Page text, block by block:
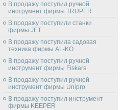
В продажу поступил ручной
инструмент фирмы TRUPER
В продажу поступили станки
фирмы JET
В продажу поступила садовая
техника фирмы AL-KO
В продажу поступил ручной
инструмент фирмы Fiskars
В продажу поступил ручной
инструмент фирмы Unipro
В продажу поступил инструмент
фирмы KEEPER